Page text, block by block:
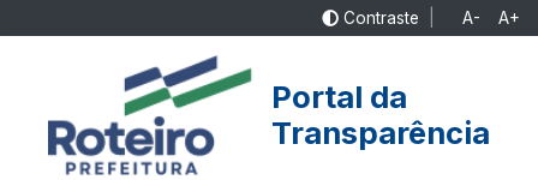
Contraste A- A+
Portal da
Transparência